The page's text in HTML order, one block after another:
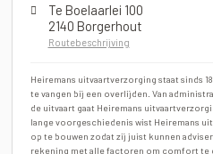
Te Boelaarlei 100
2140 Borgerhout
Routebeschrijving
Heiremans uitvaartverzorging staat sinds
te vangen bij een overlijden. Van
de uitvaart gaat Heiremans
lange voorgeschiedenis wist Heiremans
op te bouwen zodat zij juist kunnen
rekening met alle factoren om comfort